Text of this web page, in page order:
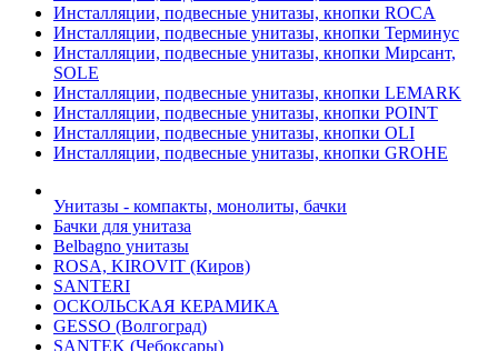
Инсталляции, подвесные унитазы, кнопки ROCA
Инсталляции, подвесные унитазы, кнопки Терминус
Инсталляции, подвесные унитазы, кнопки Мирсант,
SOLE
Инсталляции, подвесные унитазы, кнопки LEMARK
Инсталляции, подвесные унитазы, кнопки POINT
Инсталляции, подвесные унитазы, кнопки OLI
Инсталляции, подвесные унитазы, кнопки GROHE
Унитазы - компакты, монолиты, бачки
Бачки для унитаза
Belbagno унитазы
ROSA, KIROVIT (Киров)
SANTERI
ОСКОЛЬСКАЯ КЕРАМИКА
GESSO (Волгоград)
SANTEK (Чебоксары)